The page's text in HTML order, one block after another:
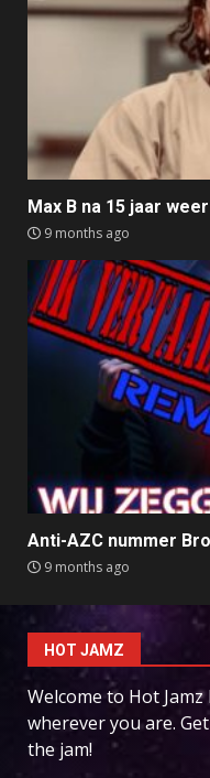
Max B na 15 jaar
9 months ago
Anti-AZC nummer
9 months ago
HOT JAMZ
Welcome to Hot
wherever you are.
the jam!